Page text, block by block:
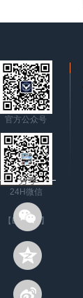
官方公众号
24H微信
【English】